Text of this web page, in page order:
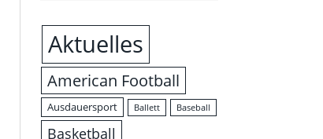
Aktuelles
American Football
Ausdauersport Ballett Baseball
Basketball